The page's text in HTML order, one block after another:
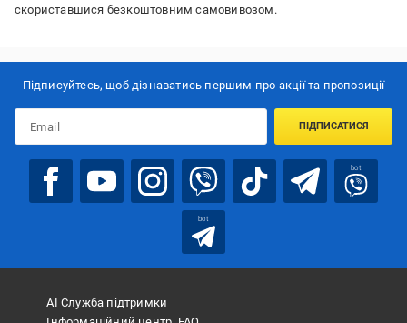
скориставшися безкоштовним самовивозом.
Підписуйтесь, щоб дізнаватись першим про акції та пропозиції
ПІДПИСАТИСЯ
bot
bot
АІ Служба підтримки